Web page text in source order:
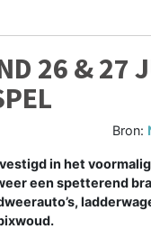
26 & 27
Bron:
in het
een spetterend